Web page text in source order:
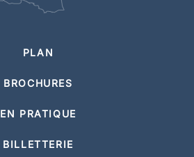
PLAN
BROCHURES
EN PRATIQUE
BILLETTERIE